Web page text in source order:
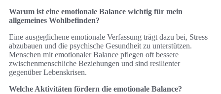
Warum ist eine emotionale Balance wichtig für mein
allgemeines Wohlbefinden?
Eine ausgeglichene emotionale Verfassung trägt dazu bei, Stress
abzubauen und die psychische Gesundheit zu unterstützen.
Menschen mit emotionaler Balance pflegen oft bessere
zwischenmenschliche Beziehungen und sind resilienter
gegenüber Lebenskrisen.
Welche Aktivitäten fördern die emotionale Balance?